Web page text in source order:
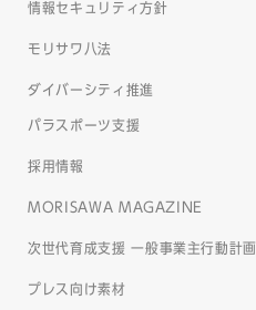
情報セキュリティ方針
モリサワ八法
ダイバーシティ推進
パラスポーツ支援
採用情報
MORISAWA MAGAZINE
次世代育成支援 一般事業主行動計画
プレス向け素材